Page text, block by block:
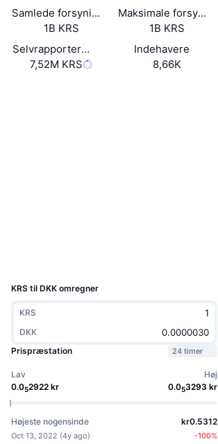
Samlede forsyning
1B KRS
Maksimale forsyning
1B KRS
Selvrapporteret cirkulerende forsyning
7,52M KRS
Indehavere
8,66K
KRS til DKK omregner
KRS
DKK
Prispræstation
24 timer
Lav
0.052922 kr
Høj
0.053293 kr
Højeste nogensinde
Oct 13, 2022 (4y ago)
kr0.5312
-100%